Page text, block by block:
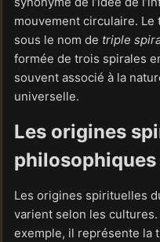
mouvement circulaire.
sous le nom de triple
formée de trois spirales
souvent associé à la
universelle.
Les origines
Les origines spirituelles
varient selon les
exemple, il représente la